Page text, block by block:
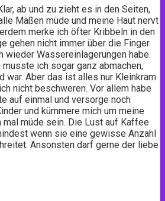
ab und zu zieht es in den Seiten,
Maßen müde und meine Haut nervt
merke ich öfter Kribbeln in den
gehen nicht immer über die Finger.
wieder Wassereinlagerungen habe.
ich sogar ganz abmachen,
war. Aber das ist alles nur Kleinkram
nicht beschweren. Vor allem habe
auf einmal und versorge noch
und kümmere mich um meine
mal müde sein. Die Lust auf Kaffee
wenn sie eine gewisse Anzahl
Ansonsten darf gerne der liebe